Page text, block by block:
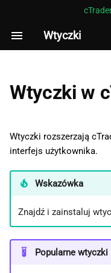
Wtyczki
I
i
o
w
Jak działają wtyczki
Wtyczki w
Wtyczki rozszerzają
interfejs użytkownika.
Wskazówka
Znajdź i zainstaluj
Popularne wtyczki